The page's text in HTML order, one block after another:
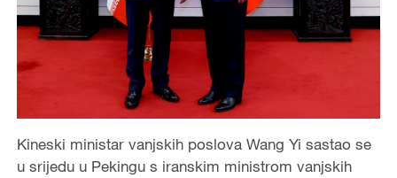
Kineski ministar vanjskih poslova Wang Yi sastao se
u srijedu u Pekingu s iranskim ministrom vanjskih